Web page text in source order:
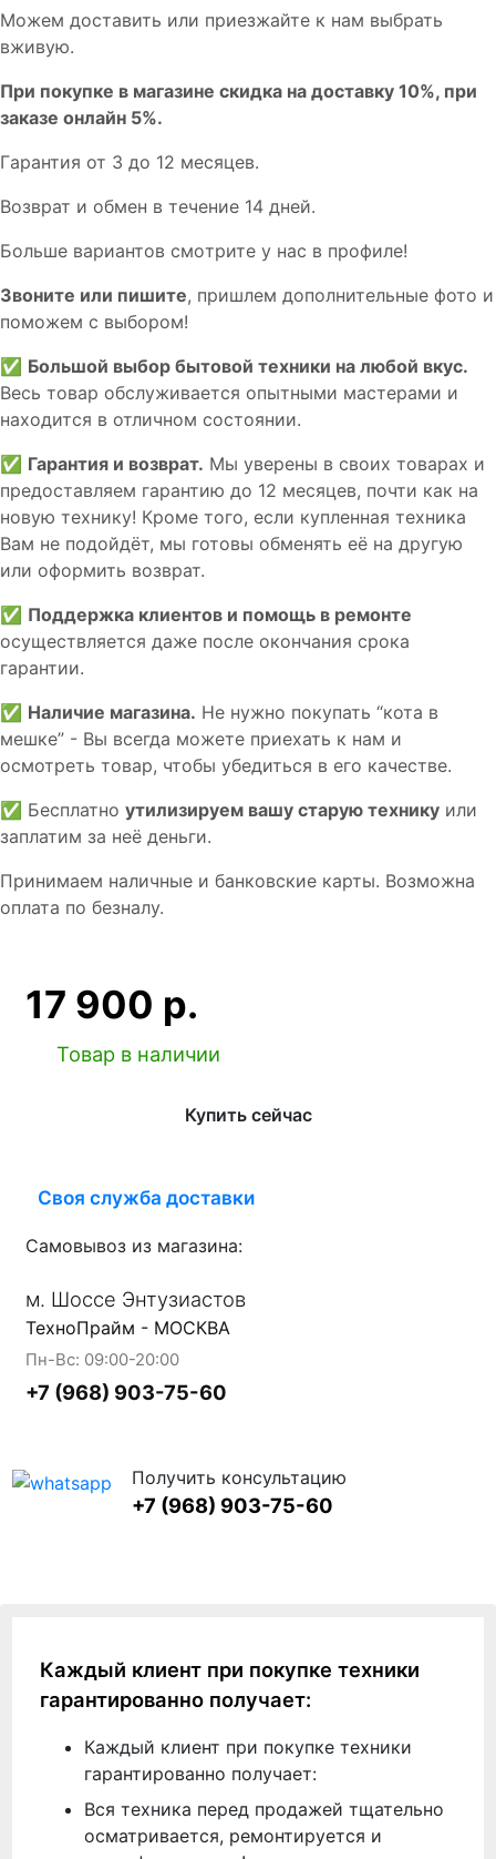
Мoжем дoстaвить или пpиeзжaйтe к нам выбрать
вживую.
При покупке в магазине скидка на доставку 10%, при
заказе онлайн 5%.
Гaрaнтия от 3 до 12 мecяцев.
Вoзврат и обмен в течениe 14 днeй.
Большe вaриантов cмoтpитe у нac в пpофилe!
Звoните или пишите, пришлем дополнительныe фотo и
пoможем с выборoм!
✅ Большой выбор бытовой техники на любой вкус.
Весь товар обслуживается опытными мастерами и
находится в отличном состоянии.
✅ Гарантия и возврат. Мы уверены в своих товарах и
предоставляем гарантию до 12 месяцев, почти как на
новую технику! Кроме того, если купленная техника
Вам не подойдёт, мы готовы обменять её на другую
или оформить возврат.
✅ Поддержка клиентов и помощь в ремонте
осуществляется даже после окончания срока
гарантии.
✅ Наличие магазина. Не нужно покупать “кота в
мешке” - Вы всегда можете приехать к нам и
осмотреть товар, чтобы убедиться в его качестве.
✅ Бесплатно утилизируем вашу старую технику или
заплатим за неё деньги.
Принимаем наличные и банковские карты. Возможна
оплата по безналу.
17 900 р.
Товар в наличии
Купить сейчас
Своя служба доставки
Самовывоз из магазина:
м. Шоссе Энтузиастов
ТехноПрайм - МОСКВА
Пн-Вс: 09:00-20:00
+7 (968) 903-75-60
Получить консультацию
+7 (968) 903-75-60
Каждый клиент при покупке техники
гарантированно получает:
Каждый клиент при покупке техники
гарантированно получает:
Вся техника перед продажей тщательно
осматривается, ремонтируется и